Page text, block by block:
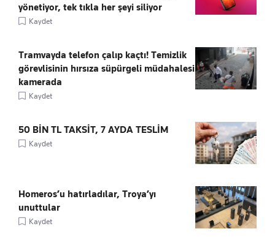
yönetiyor, tek tıkla her şeyi siliyor
Kaydet
Tramvayda telefon çalıp kaçtı! Temizlik
görevlisinin hırsıza süpürgeli müdahalesi
kamerada
Kaydet
50 BİN TL TAKSİT, 7 AYDA TESLİM
Kaydet
Homeros’u hatırladılar, Troya’yı
unuttular
Kaydet